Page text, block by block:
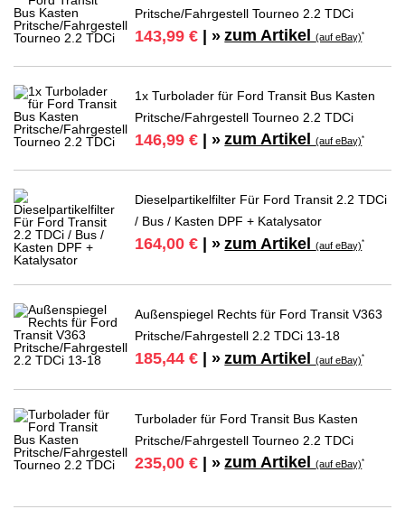
Pritsche/Fahrgestell Tourneo 2.2 TDCi
143,99 € | » zum Artikel(auf eBay)*
1x Turbolader für Ford Transit Bus Kasten
Pritsche/Fahrgestell Tourneo 2.2 TDCi
146,99 € | » zum Artikel(auf eBay)*
Dieselpartikelfilter Für Ford Transit 2.2 TDCi
/ Bus / Kasten DPF + Katalysator
164,00 € | » zum Artikel(auf eBay)*
Außenspiegel Rechts für Ford Transit V363
Pritsche/Fahrgestell 2.2 TDCi 13-18
185,44 € | » zum Artikel(auf eBay)*
Turbolader für Ford Transit Bus Kasten
Pritsche/Fahrgestell Tourneo 2.2 TDCi
235,00 € | » zum Artikel(auf eBay)*